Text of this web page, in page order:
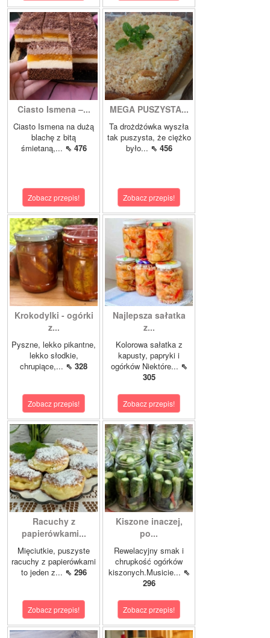
Ciasto Ismena –...
Ciasto Ismena na dużą
blachę z bitą
śmietaną,... ⇖ 476
Zobacz przepis!
MEGA PUSZYSTA...
Ta drożdżówka wyszła
tak puszysta, że ciężko
było... ⇖ 456
Zobacz przepis!
Krokodylki - ogórki
z...
Pyszne, lekko pikantne,
lekko słodkie,
chrupiące,... ⇖ 328
Zobacz przepis!
Najlepsza sałatka
z...
Kolorowa sałatka z
kapusty, papryki i
ogórków Niektóre... ⇖
305
Zobacz przepis!
Racuchy z
papierówkami...
Mięciutkie, puszyste
racuchy z papierówkami
to jeden z... ⇖ 296
Zobacz przepis!
Kiszone inaczej,
po...
Rewelacyjny smak i
chrupkość ogórków
kiszonych.Musicie... ⇖
296
Zobacz przepis!